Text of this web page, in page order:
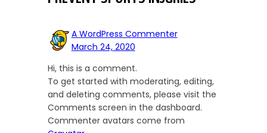
A WordPress Commenter
March 24, 2020
Hi, this is a comment.
To get started with moderating, editing,
and deleting comments, please visit the
Comments screen in the dashboard.
Commenter avatars come from